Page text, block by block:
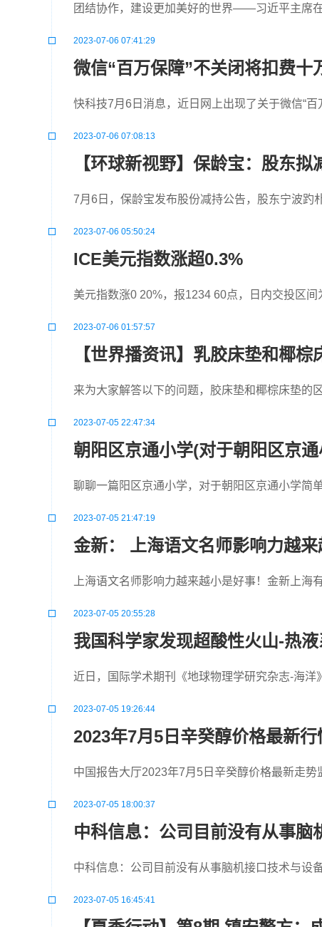
团结协作，建设更加美好的世界——习近平主席
2023-07-06 07:41:29
微信“百万保障”不关闭将扣费十
快科技7月6日消息，近日网上出现了关于微信“百
2023-07-06 07:08:13
【环球新视野】保龄宝：股东
7月6日，保龄宝发布股份减持公告，股东宁波趵
2023-07-06 05:50:24
ICE美元指数涨超0.3%
美元指数涨0 20%，报1234 60点，日内交投区间
2023-07-06 01:57:57
【世界播资讯】乳胶床垫和椰
来为大家解答以下的问题，胶床垫和椰棕床垫的
2023-07-05 22:47:34
朝阳区京通小学(对于朝阳区京
聊聊一篇阳区京通小学，对于朝阳区京通小学简
2023-07-05 21:47:19
金新： 上海语文名师影响力
上海语文名师影响力越来越小是好事！金新上海
2023-07-05 20:55:28
我国科学家发现超酸性火山-热
近日，国际学术期刊《地球物理学研究杂志-海洋
2023-07-05 19:26:44
2023年7月5日辛癸醇价格最新行
中国报告大厅2023年7月5日辛癸醇价格最新走
2023-07-05 18:00:37
中科信息：公司目前没有从事
中科信息：公司目前没有从事脑机接口技术与设
2023-07-05 16:45:41